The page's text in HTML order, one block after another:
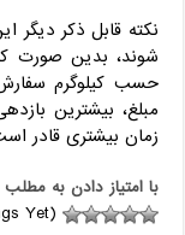
نکته قابل ذکر
شوند، بدین صورت
حسب کیلوگرم
مبلغ، بیشترین
زمان بیشتری قادر
با امتياز دادن به
(No Ratings Yet)